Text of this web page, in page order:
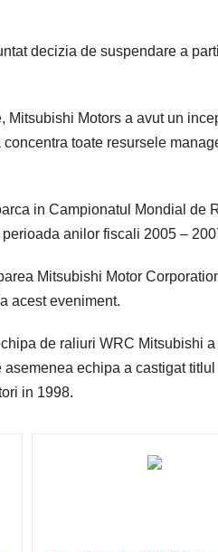
decizia de suspendare a
Motors a avut un
toate resursele
in Campionatul Mondial
anilor fiscali 2005 –
Mitsubishi Motor
acest eveniment.
de raliuri WRC Mitsubishi
echipa a castigat
in 1998.